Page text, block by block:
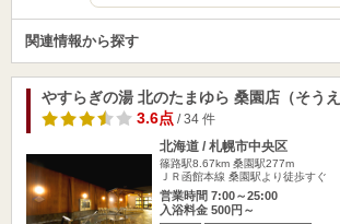
関連情報から探す
やすらぎの湯 北のたまゆら 桑園店（そうえ
3.6点/ 34 件
北海道 / 札幌市中央区
篠路駅8.67km 桑園駅277m
ＪＲ函館本線 桑園駅より徒歩すぐ
営業時間 7:00～25:00
入浴料金 500円～